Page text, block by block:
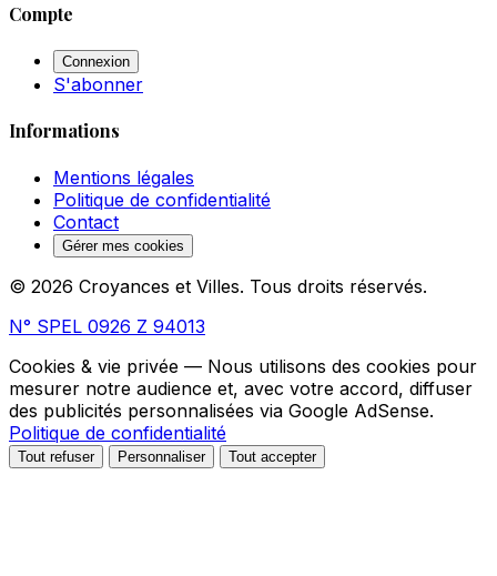
Compte
Connexion
S'abonner
Informations
Mentions légales
Politique de confidentialité
Contact
Gérer mes cookies
© 2026 Croyances et Villes. Tous droits réservés.
N° SPEL 0926 Z 94013
Cookies & vie privée — Nous utilisons des cookies pour
mesurer notre audience et, avec votre accord, diffuser
des publicités personnalisées via Google AdSense.
Politique de confidentialité
Tout refuser Personnaliser Tout accepter